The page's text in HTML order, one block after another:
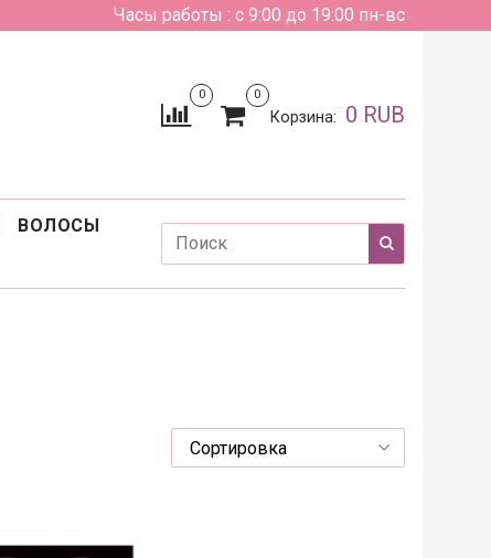
Часы работы : с 9:00 до 19:00 пн-вс
0 0
Корзина: 0 RUB
ВОЛОСЫ